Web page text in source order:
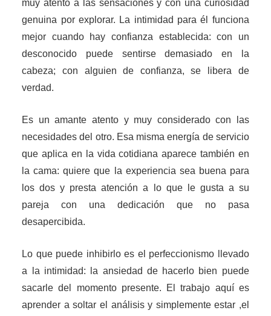
muy atento a las sensaciones y con una curiosidad
genuina por explorar. La intimidad para él funciona
mejor cuando hay confianza establecida: con un
desconocido puede sentirse demasiado en la
cabeza; con alguien de confianza, se libera de
verdad.
Es un amante atento y muy considerado con las
necesidades del otro. Esa misma energía de servicio
que aplica en la vida cotidiana aparece también en
la cama: quiere que la experiencia sea buena para
los dos y presta atención a lo que le gusta a su
pareja con una dedicación que no pasa
desapercibida.
Lo que puede inhibirlo es el perfeccionismo llevado
a la intimidad: la ansiedad de hacerlo bien puede
sacarle del momento presente. El trabajo aquí es
aprender a soltar el análisis y simplemente estar ,el